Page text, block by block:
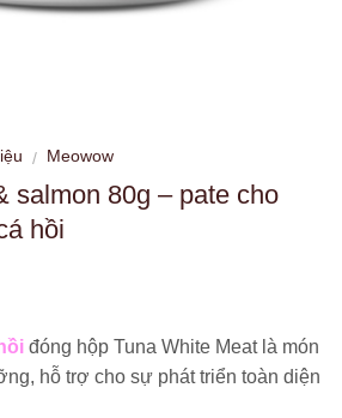
/ Meowow
salmon 80g – pate cho
hồi
đóng hộp Tuna White Meat là món
hỗ trợ cho sự phát triển toàn diện